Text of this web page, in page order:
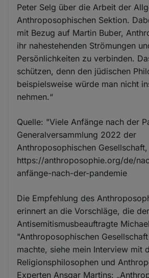
Peter Selg über die Arbeit der
Anthroposophischen Sek­tion.
mit Bezug auf Martin Buber,
ihr nahestehenden Strömungen
Persönlichkeiten zu verbinden.
schützen, denn den jüdischen
beispielsweise würde man nicht
nehmen.“
Quelle: "Viele Anfänge nach der
Generalversammlung 2022 der
Anthroposophischen Gesellschaft,
https://anthroposophie.org/de/
anfänge-nach-der-pandemie
Die Empfehlung des
erinnert an die Vorschläge, die der
Antisemitismusbeauftragte
"Anthroposophischen
machte, siehe mein Interview mit
Religionsphilosophen und
Experten Ansgar Martins: